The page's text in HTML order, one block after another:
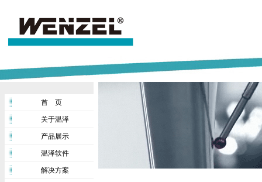
首 页
关于温泽
产品展示
温泽软件
解决方案